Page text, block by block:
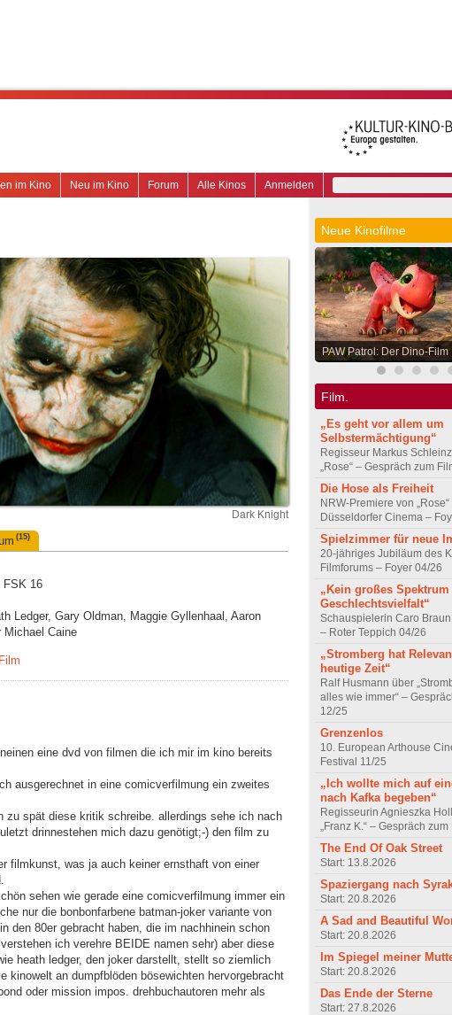
Anmelden
Alle Kinos
Forum
Neu im Kino
im Kino
Dark Knight
(15)
FSK 16
Ledger, Gary Oldman, Maggie Gyllenhaal, Aaron
Michael Caine
eine dvd von filmen die ich mir im kino bereits
ausgerechnet in eine comicverfilmung ein zweites
zu spät diese kritik schreibe. allerdings sehe ich nach
drinnestehen mich dazu genötigt;-) den film zu
filmkunst, was ja auch keiner ernsthaft von einer
sehen wie gerade eine comicverfilmung immer ein
nur die bonbonfarbene batman-joker variante von
den 80er gebracht haben, die im nachhinein schon
ich verehre BEIDE namen sehr) aber diese
heath ledger, den joker darstellt, stellt so ziemlich
kinowelt an dumpfblöden bösewichten hervorgebracht
oder mission impos. drehbuchautoren mehr als
Neue Kinofilme
PAW Patrol: Der Dino-Film
Film.
„Es geht vor allem um
Selbstermächtigung“
Regisseur Markus
„Rose“ – Gespräch zum
Die Hose als Freiheit
NRW-Premiere von „Rose“
Düsseldorfer Cinema –
Spielzimmer für neue
20-jähriges Jubiläum des
Filmforums – Foyer 04/26
„Kein großes Spektrum
Geschlechtsvielfalt“
Schauspielerin Caro Braun
– Roter Teppich 04/26
„Stromberg hat
heutige Zeit“
Ralf Husmann über
alles wie immer“ –
12/25
Grenzenlos
10. European Arthouse
Festival 11/25
„Ich wollte mich auf
nach Kafka begeben“
Regisseurin Agnieszka
„Franz K.“ – Gespräch
The End Of Oak Street
Start: 13.8.2026
Spaziergang nach
Start: 20.8.2026
A Sad and Beautiful
Start: 20.8.2026
Im Spiegel meiner
Start: 20.8.2026
Das Ende der Sterne
Start: 27.8.2026